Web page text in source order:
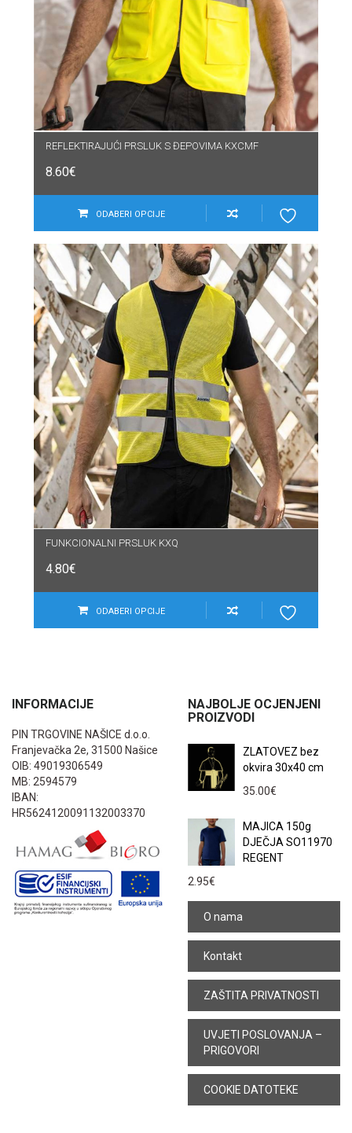
REFLEKTIRAJUĆI PRSLUK S ĐEPOVIMA KXCMF
8.60€
ODABERI OPCIJE
FUNKCIONALNI PRSLUK KXQ
4.80€
ODABERI OPCIJE
INFORMACIJE
PIN TRGOVINE NAŠICE d.o.o.
Franjevačka 2e, 31500 Našice
OIB: 49019306549
MB: 2594579
IBAN:
HR5624120091132003370
NAJBOLJE OCJENJENI
PROIZVODI
ZLATOVEZ bez
okvira 30x40 cm
35.00€
MAJICA 150g
DJEČJA SO11970
REGENT
2.95€
O nama
Kontakt
ZAŠTITA PRIVATNOSTI
UVJETI POSLOVANJA –
PRIGOVORI
COOKIE DATOTEKE